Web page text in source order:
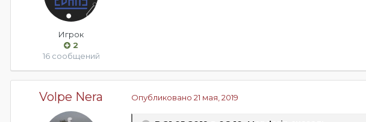
Игрок
2
16 сообщений
Volpe Nera Опубликовано 21 мая, 2019